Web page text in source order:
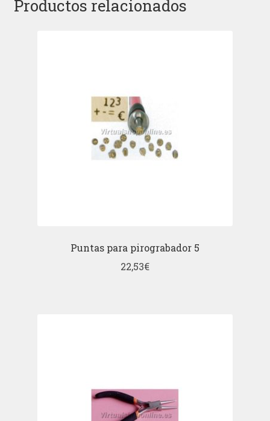
Productos relacionados
Puntas para pirograbador 5
22,53€